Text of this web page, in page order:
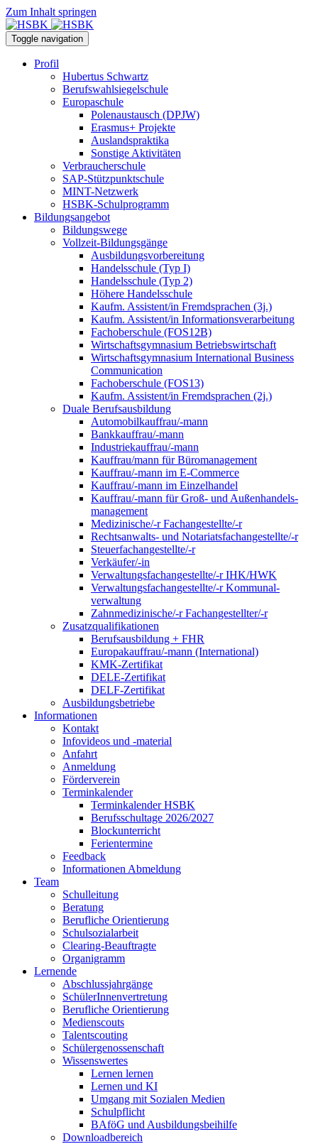
Zum Inhalt springen
Toggle navigation
Profil
Hubertus Schwartz
Berufswahlsiegelschule
Europaschule
Polenaustausch (DPJW)
Erasmus+ Projekte
Auslandspraktika
Sonstige Aktivitäten
Verbraucherschule
SAP-Stützpunktschule
MINT-Netzwerk
HSBK-Schulprogramm
Bildungsangebot
Bildungswege
Vollzeit-Bildungsgänge
Ausbildungsvorbereitung
Handelsschule (Typ I)
Handelsschule (Typ 2)
Höhere Handelsschule
Kaufm. Assistent/in­ Fremdsprachen (3j.)
Kaufm. Assistent/in Informationsverarbeitung
Fachoberschule (FOS12B)
Wirtschaftsgymnasium Betriebswirtschaft
Wirtschaftsgymnasium International Business
Communication
Fachoberschule (FOS13)
Kaufm. Assistent/in Fremdsprachen (2j.)
Duale Berufsausbildung
Automobilkauffrau/-mann
Bankkauffrau/-mann
Industriekauffrau/-mann
Kauffrau/mann für Büromanagement
Kauffrau/-mann im E-Commerce
Kauffrau/-mann im Einzelhandel
Kauffrau/-mann für Groß- und Außen­handels­
manage­ment
Medizinische/-r Fachangestellte/-r
Rechtsanwalts- und Notariatsfachangestellte/-r
Steuerfachangestellte/-r
Verkäufer/-in
Verwaltungs­fach­angestellte/-r IHK/HWK
Verwaltungsfach­angestellte/-r Kommunal­
verwaltung
Zahnmedizinische/-r Fachangestellter/-r
Zusatzqualifikationen
Berufsausbildung + FHR
Europakauffrau/-mann (International)
KMK-Zertifikat
DELE-Zertifikat
DELF-Zertifikat
Ausbildungsbetriebe
Informationen
Kontakt
Infovideos und -material
Anfahrt
Anmeldung
Förderverein
Terminkalender
Terminkalender HSBK
Berufsschultage 2026/2027
Blockunterricht
Ferientermine
Feedback
Informationen Abmeldung
Team
Schulleitung
Beratung
Berufliche Orientierung
Schulsozialarbeit
Clearing-Beauftragte
Organigramm
Lernende
Abschlussjahrgänge
SchülerInnenvertretung
Berufliche Orientierung
Medienscouts
Talentscouting
Schüler­genossen­schaft
Wissenswertes
Lernen lernen
Lernen und KI
Umgang mit Sozialen Medien
Schulpflicht
BAföG und Ausbildungsbeihilfe
Downloadbereich